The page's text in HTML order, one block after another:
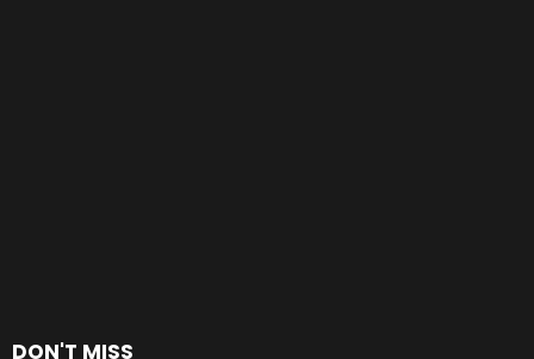
DON'T MISS